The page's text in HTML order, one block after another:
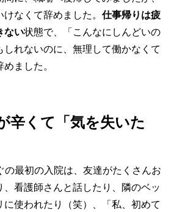
なくて辞めました。 仕事帰りは疲
ない状態で、「こんなにしんどいの
れないのに、無理して働かなくて
ました。
辛くて「気を失いた
の最初の入院は、友達がたくさんお
、看護師さんと話したり、隣のベッ
に使われたり（笑）、「私、初めて